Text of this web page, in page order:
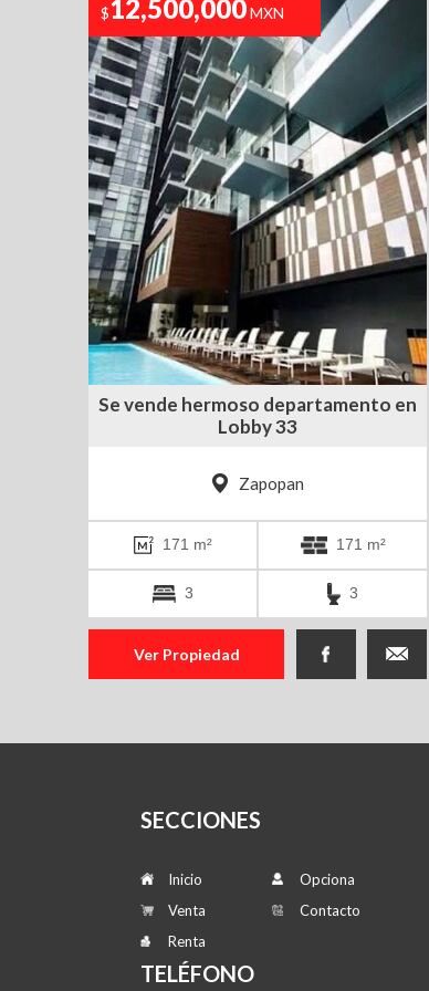
$12,500,000MXN
Se vende hermoso departamento en
Lobby 33
Zapopan
171 m² 171 m²
3 3
Ver Propiedad
SECCIONES
Inicio
Venta
Renta
Opciona
Contacto
TELÉFONO